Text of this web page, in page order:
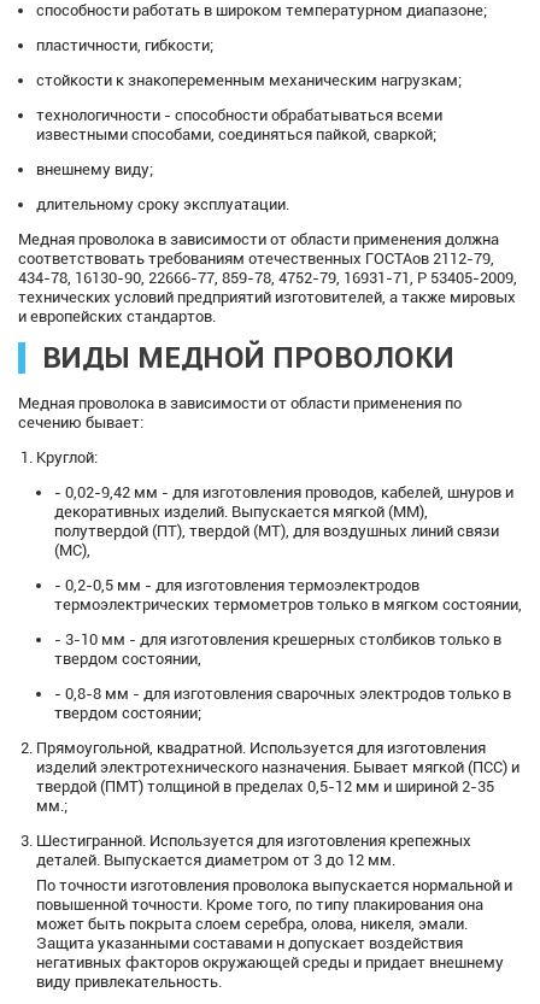
способности работать в широком температурном диапазоне;
пластичности, гибкости;
стойкости к знакопеременным механическим нагрузкам;
технологичности - способности обрабатываться всеми
известными способами, соединяться пайкой, сваркой;
внешнему виду;
длительному сроку эксплуатации.
Медная проволока в зависимости от области применения должна
соответствовать требованиям отечественных ГОСТАов 2112-79,
434-78, 16130-90, 22666-77, 859-78, 4752-79, 16931-71, Р 53405-2009,
технических условий предприятий изготовителей, а также мировых
и европейских стандартов.
ВИДЫ МЕДНОЙ ПРОВОЛОКИ
Медная проволока в зависимости от области применения по
сечению бывает:
Круглой:
- 0,02-9,42 мм - для изготовления проводов, кабелей, шнуров и
декоративных изделий. Выпускается мягкой (ММ),
полутвердой (ПТ), твердой (МТ), для воздушных линий связи
(МС),
- 0,2-0,5 мм - для изготовления термоэлектродов
термоэлектрических термометров только в мягком состоянии,
- 3-10 мм - для изготовления крешерных столбиков только в
твердом состоянии,
- 0,8-8 мм - для изготовления сварочных электродов только в
твердом состоянии;
Прямоугольной, квадратной. Используется для изготовления
изделий электротехнического назначения. Бывает мягкой (ПСС) и
твердой (ПМТ) толщиной в пределах 0,5-12 мм и шириной 2-35
мм.;
Шестигранной. Используется для изготовления крепежных
деталей. Выпускается диаметром от 3 до 12 мм.
По точности изготовления проволока выпускается нормальной и
повышенной точности. Кроме того, по типу плакирования она
может быть покрыта слоем серебра, олова, никеля, эмали.
Защита указанными составами н допускает воздействия
негативных факторов окружающей среды и придает внешнему
виду привлекательность.